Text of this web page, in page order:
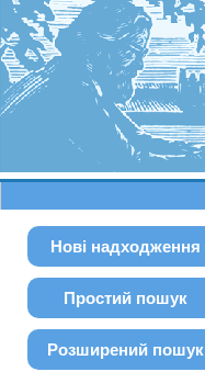
Нові надходження
Простий пошук
Розширений пошук